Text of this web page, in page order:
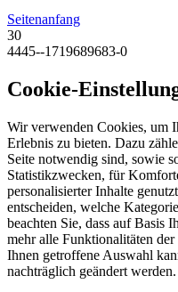
Seitenanfang
30
4445--1719689683-0
Cookie-
Wir verwenden Cookies, um
Erlebnis zu bieten. Dazu
Seite notwendig sind, sowie
Statistikzwecken, für
personalisierter Inhalte
entscheiden, welche
beachten Sie, dass auf Basis
mehr alle Funktionalitäten
Ihnen getroffene Auswahl
nachträglich geändert werden.